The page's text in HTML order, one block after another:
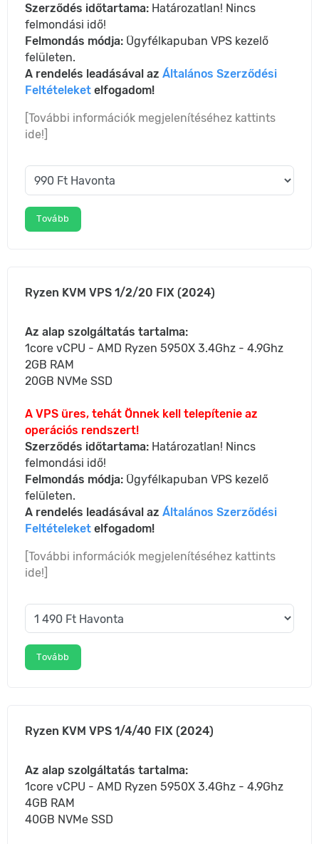
Szerződés időtartama: Határozatlan! Nincs
felmondási idő!
Felmondás módja: Ügyfélkapuban VPS kezelő
felületen.
A rendelés leadásával azÁltalános Szerződési
Feltételeket elfogadom!
[További információk megjelenítéséhez kattints
ide!]
Tovább
Ryzen KVM VPS 1/2/20 FIX (2024)
Az alap szolgáltatás tartalma:
1core vCPU - AMD Ryzen 5950X 3.4Ghz - 4.9Ghz
2GB RAM
20GB NVMe SSD
A VPS üres, tehát Önnek kell telepítenie az
operációs rendszert!
Szerződés időtartama: Határozatlan! Nincs
felmondási idő!
Felmondás módja: Ügyfélkapuban VPS kezelő
felületen.
A rendelés leadásával azÁltalános Szerződési
Feltételeket elfogadom!
[További információk megjelenítéséhez kattints
ide!]
Tovább
Ryzen KVM VPS 1/4/40 FIX (2024)
Az alap szolgáltatás tartalma:
1core vCPU - AMD Ryzen 5950X 3.4Ghz - 4.9Ghz
4GB RAM
40GB NVMe SSD